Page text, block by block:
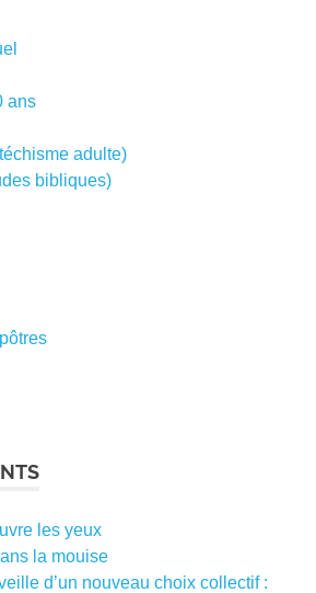
ans
adulte)
bibliques)
les yeux
la mouise
d’un nouveau choix collectif :